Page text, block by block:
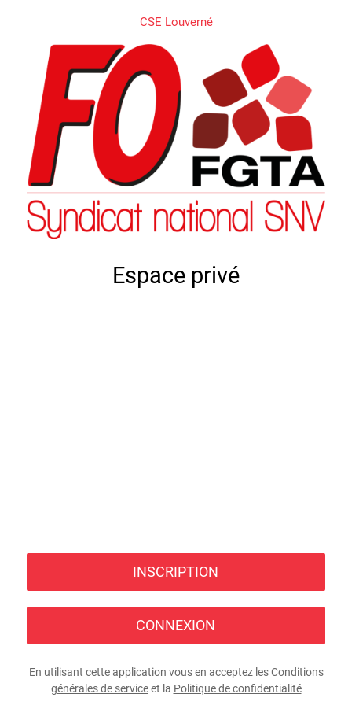
CSE Louverné
Espace privé
INSCRIPTION
CONNEXION
En utilisant cette application vous en acceptez lesConditions
générales de serviceet la Politique de confidentialité